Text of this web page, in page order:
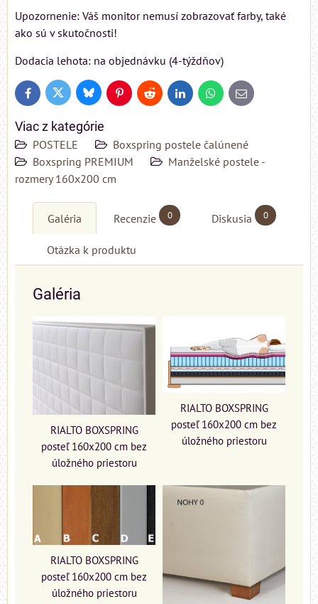
Upozornenie: Váš monitor nemusí zobrazovať farby, také
ako sú v skutočnosti!
Dodacia lehota: na objednávku (4-týždňov)
FacebookTwitter BlueskyPinterestReddit LinkedInWhatsApp
E-
mail
Viac z kategórie
POSTELE
Boxspring postele čalúnené
Boxspring PREMIUM
Manželské postele -
rozmery 160x200 cm
Galéria Recenzie 0 Diskusia 0
Otázka k produktu
Galéria
RIALTO BOXSPRING
posteľ 160x200 cm bez
úložného priestoru
RIALTO BOXSPRING
posteľ 160x200 cm bez
úložného priestoru
RIALTO BOXSPRING
posteľ 160x200 cm bez
úložného priestoru